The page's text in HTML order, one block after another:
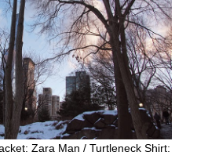
Zara Man / Turtleneck Shirt: